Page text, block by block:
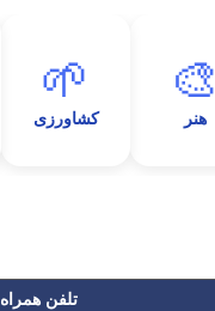
🎨
هنر
🌱
کشاورزی
تلفن همراه